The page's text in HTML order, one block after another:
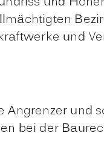
und
Angrenzer und
bei der